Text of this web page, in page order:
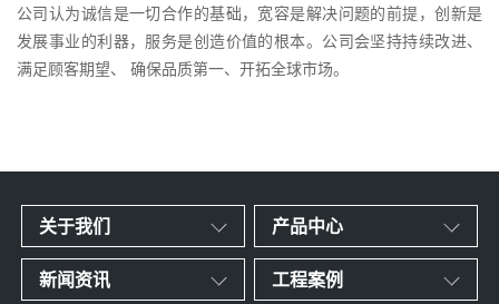
公司认为诚信是一切合作的基础，宽容是解决问题的前提，创新是
发展事业的利器，服务是创造价值的根本。公司会坚持持续改进、
满足顾客期望、 确保品质第一、开拓全球市场。
关于我们 产品中心
新闻资讯 工程案例